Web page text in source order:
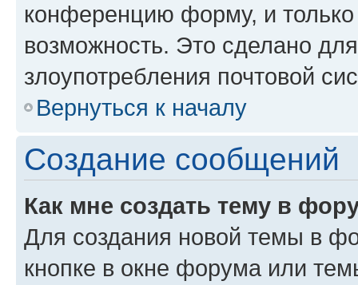
конференцию форму, и
возможность. Это сделано
злоупотребления почтовой
Вернуться к началу
Создание сообщений
Как мне создать тему в
Для создания новой темы в
кнопке в окне форума или